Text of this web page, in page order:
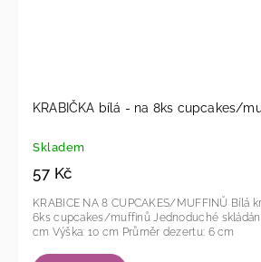
KRABIČKA bílá - na 8ks cupcakes/
Skladem
57 Kč
KRABICE NA 8 CUPCAKES/MUFFINŮ Bílá krabička s okénkem na
6ks cupcakes/muffinů Jednoduché skládání. Rozměry: 25,5x25,5
cm Výška: 10 cm Průměr dezertu: 6 cm